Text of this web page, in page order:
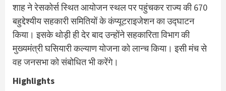
शाह ने रेसकोर्स स्थित आयोजन स्थल पर पहुंचकर राज्य की 670
बहुद्देश्यीय सहकारी समितियों के कंप्यूटराइजेशन का उद्घाटन
किया। इसके थोड़ी ही देर बाद उन्होंने सहकारिता विभाग की
मुख्यमंत्री घसियारी कल्याण योजना को लान्च किया। इसी मंच से
वह जनसभा को संबोधित भी करेंगे।
Highlights